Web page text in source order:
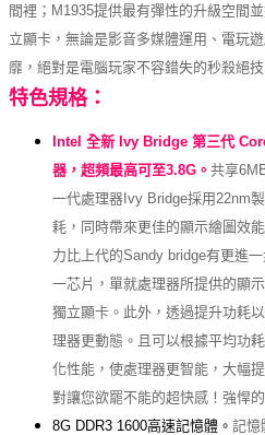
間裡；M1935提供最有彈性的升級空間
立顯卡，無論是影音多媒體運用、電玩
靡，絕對是電腦玩家不容錯失的秒殺絕技
特色規格：
Intel 全新 Ivy Bridge 第三代
器，超頻最高可至3.8G。 共享
一代處理器Ivy Bridge採用22nm
耗，同時帶來更佳的顯示繪圖效
力比上代的Sandy bridge有更進
一芯片，單就處理器所提供的顯
獨立顯卡。此外，透過提升功耗
理器更動態。且可以根據平均功
化性能，使處理器更智能，大幅
對讓您欲罷不能的超快感！強悍
8G DDR3 1600高速記憶體。 記憶